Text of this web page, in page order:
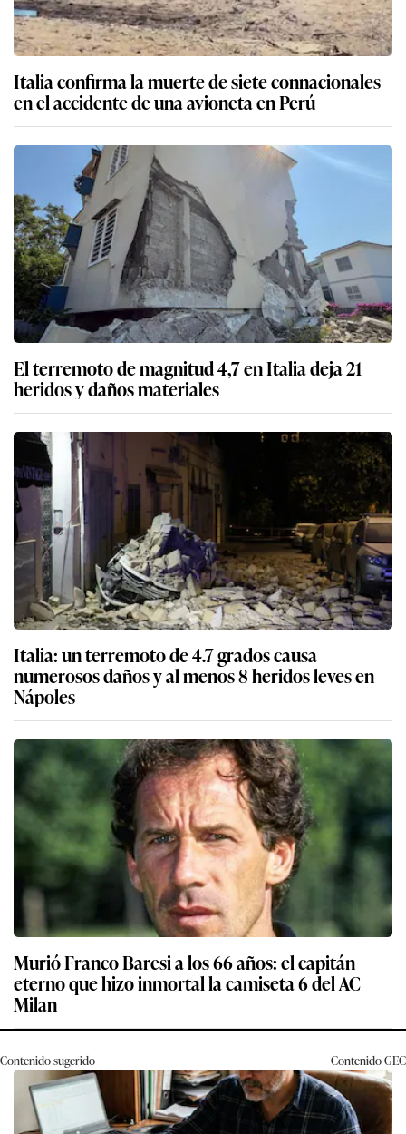
Italia confirma la muerte de siete connacionales
en el accidente de una avioneta en Perú
El terremoto de magnitud 4,7 en Italia deja 21
heridos y daños materiales
Italia: un terremoto de 4.7 grados causa
numerosos daños y al menos 8 heridos leves en
Nápoles
Murió Franco Baresi a los 66 años: el capitán
eterno que hizo inmortal la camiseta 6 del AC
Milan
Contenido sugerido ContenidoGEC